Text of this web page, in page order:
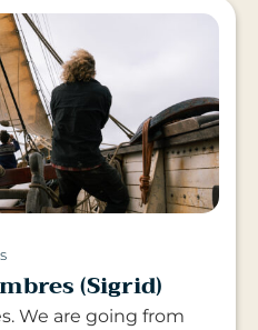
(Sigrid)
We are going from